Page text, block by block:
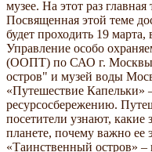
музее. На этот раз
Посвященная этой теме
будет проходить 19
Управление особо
(ООПТ) по САО г.
остров" и музей воды
«Путешествие Капельки»
ресурсосбережению.
посетители узнают, какие
планете, почему важно ее
«Таинственный остров» –